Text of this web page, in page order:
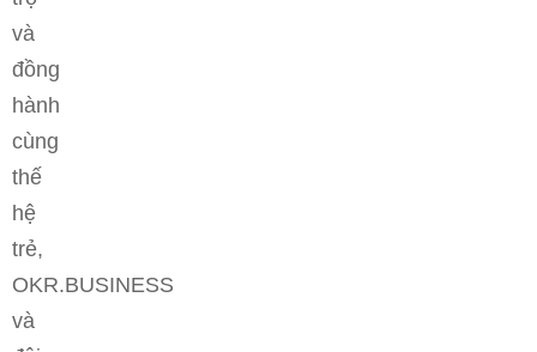
và
đồng
hành
cùng
thế
hệ
trẻ,
OKR.BUSINESS
và